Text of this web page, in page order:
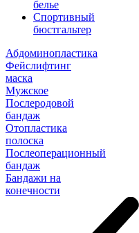
белье
Спортивный
бюстгальтер
Абдоминопластика
Фейслифтинг
маска
Мужское
Послеродовой
бандаж
Отопластика
полоска
Послеоперационный
бандаж
Бандажи на
конечности